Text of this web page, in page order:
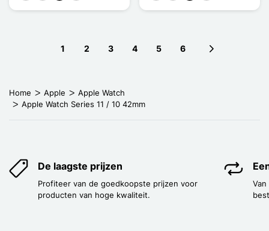
1 2 3 4 5 6
Home Apple
Apple Watch
Apple Watch Series 11 / 10 42mm
De laagste prijzen
Profiteer van de goedkoopste prijzen voor
producten van hoge kwaliteit.